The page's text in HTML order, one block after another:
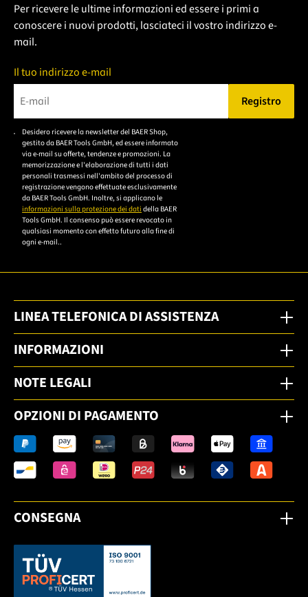
Per ricevere le ultime informazioni ed essere i primi a
conoscere i nuovi prodotti, lasciateci il vostro indirizzo e-
mail.
Il tuo indirizzo e-mail
Bitte geben Sie eine gültige E-Mail-Adresse ein.
Registro
Desidero ricevere la newsletter del BAER Shop,
gestito da BAER Tools GmbH, ed essere informato
via e-mail su offerte, tendenze e promozioni. La
memorizzazione e l'elaborazione di tutti i dati
personali trasmessi nell'ambito del processo di
registrazione vengono effettuate esclusivamente
da BAER Tools GmbH. Inoltre, si applicano le
informazioni sulla protezione dei dati della BAER
Tools GmbH. Il consenso può essere revocato in
qualsiasi momento con effetto futuro alla fine di
ogni e-mail..
LINEA TELEFONICA DI ASSISTENZA
INFORMAZIONI
NOTE LEGALI
OPZIONI DI PAGAMENTO
CONSEGNA
Dieser Link öffnet sich in einem neuen Tab.